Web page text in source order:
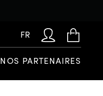
FR
NOS PARTENAIRES